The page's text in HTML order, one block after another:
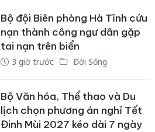
Bộ đội Biên phòng Hà Tĩnh cứu
nạn thành công ngư dân gặp
tai nạn trên biển
3 giờ trước Đời Sống
Bộ Văn hóa, Thể thao và Du
lịch chọn phương án nghỉ Tết
Đinh Mùi 2027 kéo dài 7 ngày